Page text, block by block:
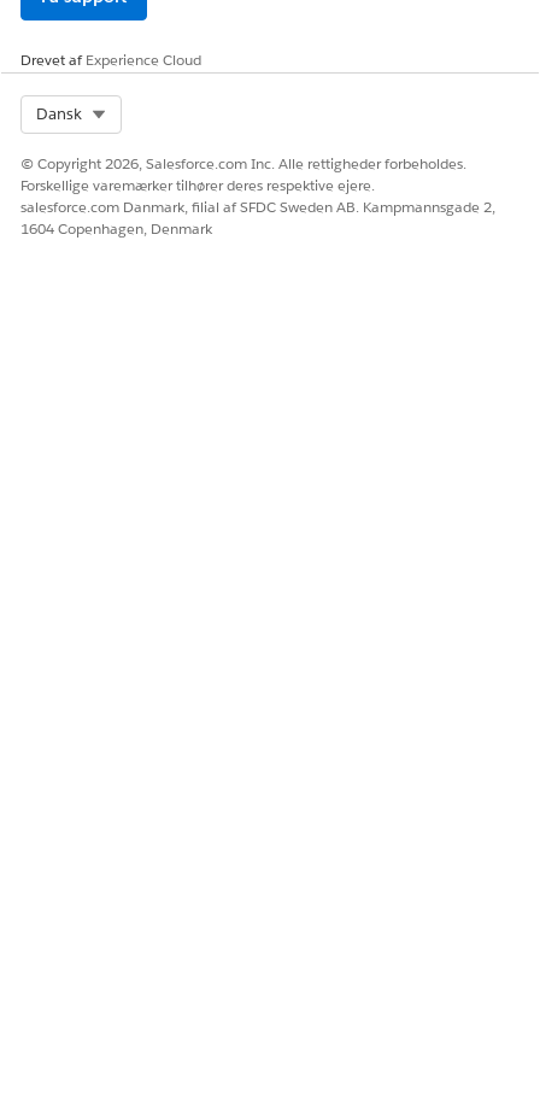
Drevet afExperience Cloud
Dansk
© Copyright 2026, Salesforce.com Inc. Alle rettigheder forbeholdes.
Forskellige varemærker tilhører deres respektive ejere.
salesforce.com Danmark, filial af SFDC Sweden AB. Kampmannsgade 2,
1604 Copenhagen, Denmark